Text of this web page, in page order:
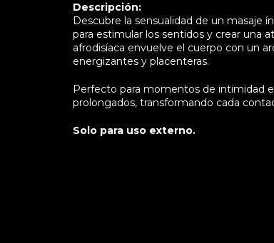
Descripción:
Descubre la sensualidad de un masaje
para estimular los sentidos y crear una
afrodisíaca envuelve el cuerpo con un
energizantes y placenteras.
Perfecto para momentos de intimidad
prolongados, transformando cada
Solo para uso externo.